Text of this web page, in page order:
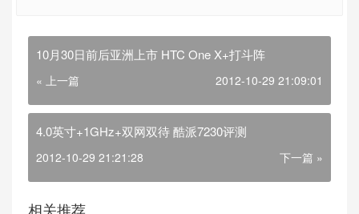
10月30日前后亚洲上市 HTC One X+打斗阵
« 上一篇 2012-10-29 21:09:01
4.0英寸+1GHz+双网双待 酷派7230评测
2012-10-29 21:21:28 下一篇 »
相关推荐